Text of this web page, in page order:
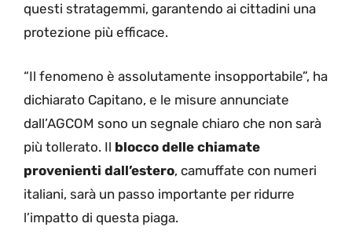
questi stratagemmi, garantendo ai cittadini una
protezione più efficace.
“Il fenomeno è assolutamente insopportabile”, ha
dichiarato Capitano, e le misure annunciate
dall’AGCOM sono un segnale chiaro che non sarà
più tollerato. Il blocco delle chiamate
provenienti dall’estero, camuffate con numeri
italiani, sarà un passo importante per ridurre
l’impatto di questa piaga.